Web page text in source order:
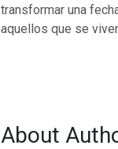
transformar una
aquellos que se
About